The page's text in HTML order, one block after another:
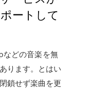
ートして
どの音楽を無
ります。とはい
鎖せず楽曲を更